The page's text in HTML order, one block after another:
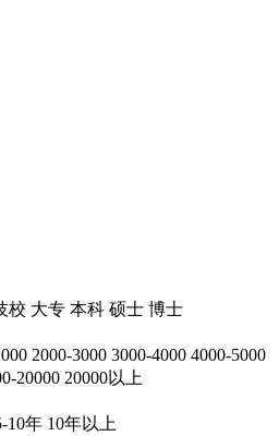
校 大专 本科 硕士 博士
2000-3000 3000-4000 4000-5000
20000 20000以上
10年 10年以上